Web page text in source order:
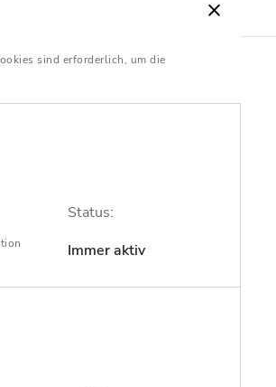
sind erforderlich, um die
Status:
Immer aktiv